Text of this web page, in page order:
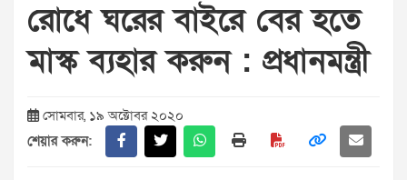
রোধে ঘরের বাইরে বের হতে
মাস্ক ব্যহার করুন : প্রধানমন্ত্রী
সোমবার, ১৯ অক্টোবর ২০২০
শেয়ার করুন: